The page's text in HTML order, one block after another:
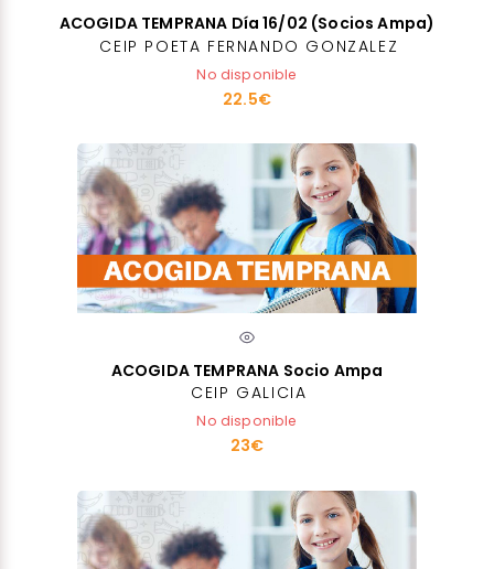
ACOGIDA TEMPRANA Día 16/02 (Socios Ampa)
CEIP POETA FERNANDO GONZALEZ
No disponible
22.5€
ACOGIDA TEMPRANA Socio Ampa
CEIP GALICIA
No disponible
23€